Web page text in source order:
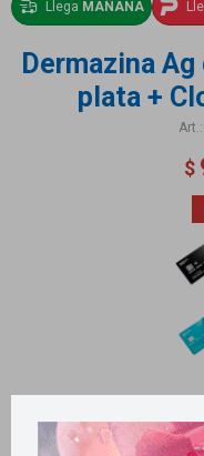
Llega MAÑANA
Dermazina
plata +
$